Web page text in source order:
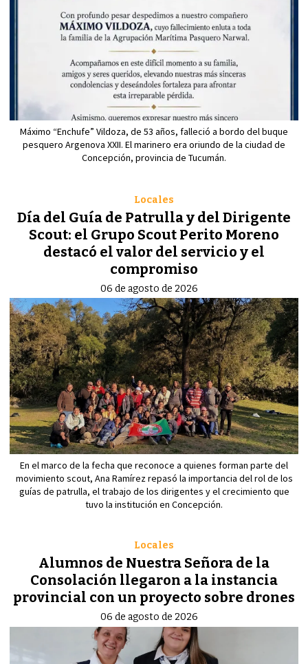
Máximo “Enchufe” Vildoza, de 53 años, falleció a bordo del buque
pesquero Argenova XXII. El marinero era oriundo de la ciudad de
Concepción, provincia de Tucumán.
Día del Guía de Patrulla y del Dirigente
Scout: el Grupo Scout Perito Moreno
destacó el valor del servicio y el
compromiso
Locales
06 de agosto de 2026
En el marco de la fecha que reconoce a quienes forman parte del
movimiento scout, Ana Ramírez repasó la importancia del rol de los
guías de patrulla, el trabajo de los dirigentes y el crecimiento que
tuvo la institución en Concepción.
Alumnos de Nuestra Señora de la
Consolación llegaron a la instancia
provincial con un proyecto sobre drones
Locales
06 de agosto de 2026